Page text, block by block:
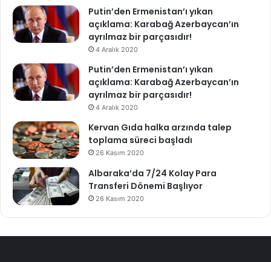
Putin’den Ermenistan’ı yıkan
açıklama: Karabağ Azerbaycan’ın
ayrılmaz bir parçasıdır!
4 Aralık 2020
Putin’den Ermenistan’ı yıkan
açıklama: Karabağ Azerbaycan’ın
ayrılmaz bir parçasıdır!
4 Aralık 2020
Kervan Gıda halka arzında talep
toplama süreci başladı
26 Kasım 2020
Albaraka’da 7/24 Kolay Para
Transferi Dönemi Başlıyor
26 Kasım 2020